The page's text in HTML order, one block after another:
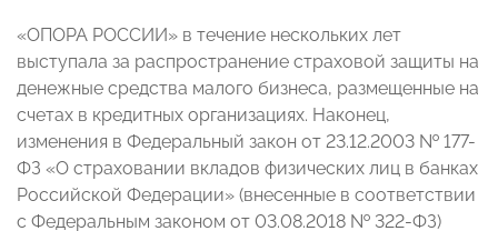
«ОПОРА РОССИИ» в течение нескольких лет
выступала за распространение страховой защиты на
денежные средства малого бизнеса, размещенные на
счетах в кредитных организациях. Наконец,
изменения в Федеральный закон от 23.12.2003 № 177-
ФЗ «О страховании вкладов физических лиц в банках
Российской Федерации» (внесенные в соответствии
с Федеральным законом от 03.08.2018 № 322-ФЗ)